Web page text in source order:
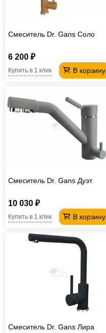
Смеситель Dr. Gans Соло
6 200 ₽
В корзину
Купить в 1 клик
Смеситель Dr. Gans Дуэт
10 030 ₽
В корзину
Купить в 1 клик
Смеситель Dr. Gans Лира